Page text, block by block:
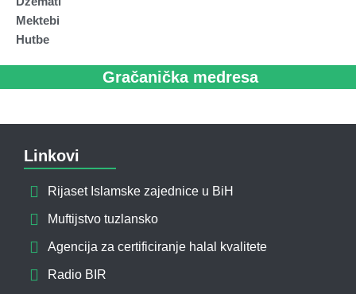
Mektebi
Hutbe
Gračanička medresa
Linkovi
Rijaset Islamske zajednice u BiH
Muftijstvo tuzlansko
Agencija za certificiranje halal kvalitete
Radio BIR